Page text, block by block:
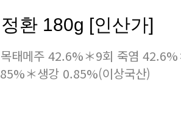
환 180g [인산가]
＊생강 0.85%(이상국산)